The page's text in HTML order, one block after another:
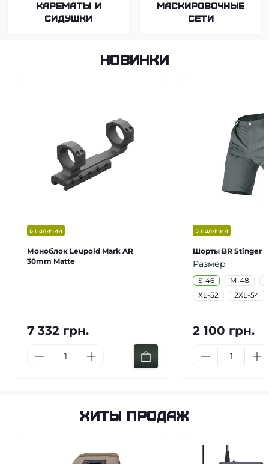
Карематы и
сидушки
Маскировочные
сети
Новинки
в наличии
Моноблок Leupold Mark AR
30mm Matte
7 332 грн.
в наличии
Шорты BR Stinger
Размер
S-46 M-48
XL-52
2XL-54
2 100 грн.
Хиты продаж